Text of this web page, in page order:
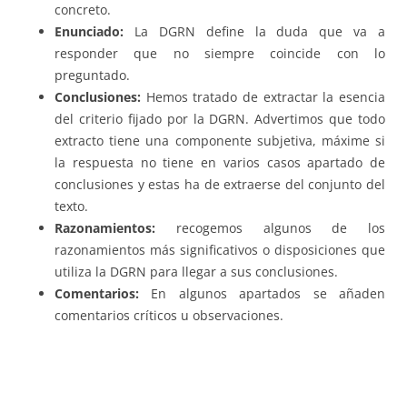
concreto.
Enunciado: La DGRN define la duda que va a
responder que no siempre coincide con lo
preguntado.
Conclusiones: Hemos tratado de extractar la esencia
del criterio fijado por la DGRN. Advertimos que todo
extracto tiene una componente subjetiva, máxime si
la respuesta no tiene en varios casos apartado de
conclusiones y estas ha de extraerse del conjunto del
texto.
Razonamientos: recogemos algunos de los
razonamientos más significativos o disposiciones que
utiliza la DGRN para llegar a sus conclusiones.
Comentarios: En algunos apartados se añaden
comentarios críticos u observaciones.